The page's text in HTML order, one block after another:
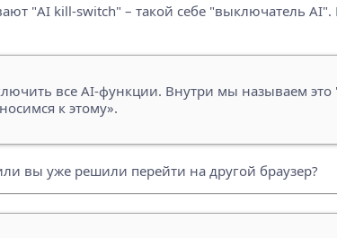
"AI kill-switch" – такой себе "выключатель AI".
все AI-функции. Внутри мы называем
к этому».
вы уже решили перейти на другой браузер?